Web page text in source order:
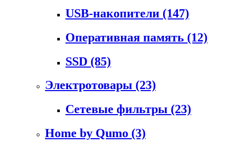
USB-накопители (147)
Оперативная память (12)
SSD (85)
Электротовары (23)
Сетевые фильтры (23)
Home by Qumo (3)